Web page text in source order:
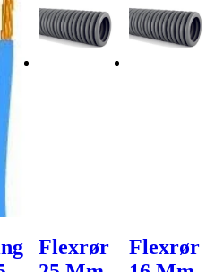
Flexrør
Flexrør